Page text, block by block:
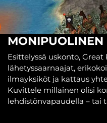
MONIPUOLINEN
Esittelyssä uskonto, Great
lähetyssaarnaajat,
ilmayksiköt ja kattaus
Kuvittele millainen olisi
lehdistönvapaudella – tai